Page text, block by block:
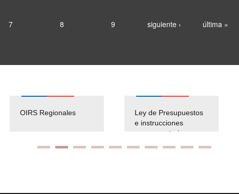
7 8 9 siguiente › última »
OIRS Regionales
Ley de Presupuestos
e instrucciones
presuspuetarias